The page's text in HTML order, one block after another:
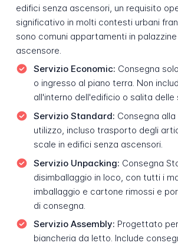
edifici senza ascensori, un requisito
significativo in molti contesti urbani
sono comuni appartamenti in
ascensore.
Servizio Economic: Consegna
o ingresso al piano terra. Non
all'interno dell'edificio o salita delle
Servizio Standard: Consegna
utilizzo, incluso trasporto degli
scale in edifici senza ascensori.
Servizio Unpacking: Consegna
disimballaggio in loco, con tutti i
imballaggio e cartone rimossi e
di consegna.
Servizio Assembly: Progettato
biancheria da letto. Include